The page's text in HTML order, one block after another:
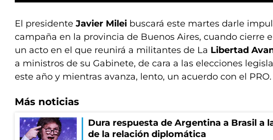
El presidente Javier Milei buscará este martes darle
campaña en la provincia de Buenos Aires, cuando cierre
un acto en el que reunirá a militantes de La Libertad
a ministros de su Gabinete, de cara a las elecciones
este año y mientras avanza, lento, un acuerdo con el PRO.
Más noticias
Dura respuesta de Argentina a Brasil a
de la relación diplomática